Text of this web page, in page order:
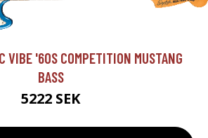
VIBE '60S COMPETITION MUSTANG
BASS
5222 SEK